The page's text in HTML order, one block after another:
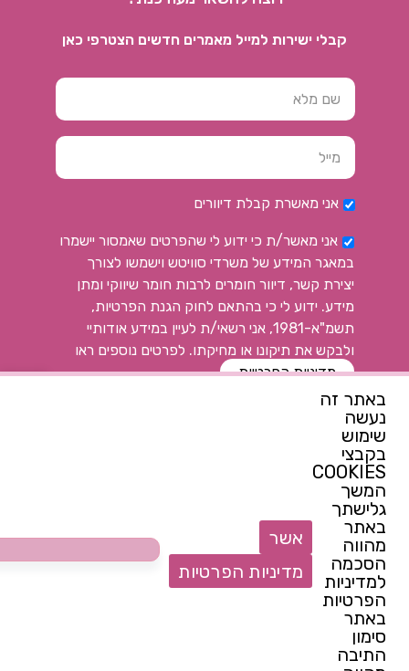
קבלי ישירות למייל מאמרים חדשים הצטרפי כאן
אני מאשרת קבלת דיוורים
אני מאשר/ת כי ידוע לי שהפרטים שאמסור יישמרו
במאגר המידע של משרדי סוויטש וישמשו לצורך
יצירת קשר, דיוור חומרים לרבות חומר שיווקי ומתן
מידע. ידוע לי כי בהתאם לחוק הגנת הפרטיות,
תשמ"א-1981, אני רשאי/ת לעיין במידע אודותיי
ולבקש את תיקונו או מחיקתו. לפרטים נוספים ראו
מדיניות הפרטיות
switchcenter@walla.com
הצטרפות לנבחרת של המרכז
באתר זה
נעשה
שימוש
בקבצי
COOKIES
המשך
גלישתך
באתר
מהווה
הסכמה
למדיניות
הפרטיות
באתר
סימון
התיבה
אשר
מדיניות הפרטיות